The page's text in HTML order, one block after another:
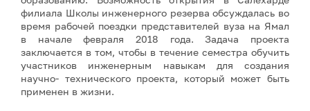
филиала Школы инженерного резерва обсуждалась во
время рабочей поездки представителей вуза на Ямал
в начале февраля 2018 года. Задача проекта
заключается в том, чтобы в течение семестра обучить
участников инженерным навыкам для создания
научно- технического проекта, который может быть
применен в жизни.